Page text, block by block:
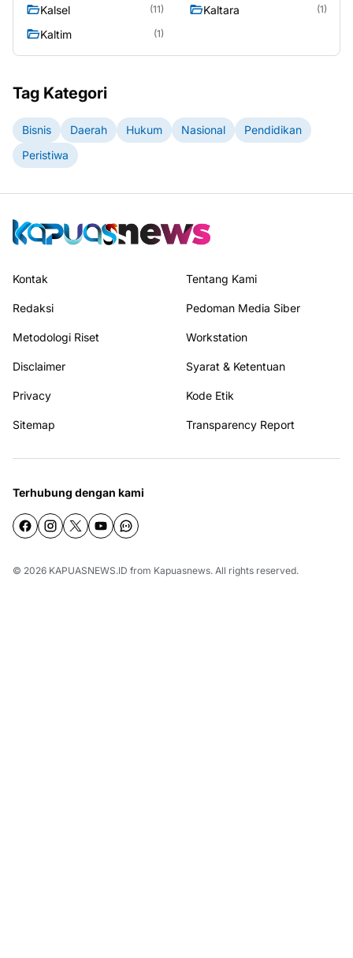
Kalsel (11) Kaltara (1)
Kaltim (1)
Tag Kategori
Bisnis Daerah Hukum Nasional
Pendidikan
Peristiwa
Kontak Tentang Kami
Redaksi Pedoman Media Siber
Metodologi Riset Workstation
Disclaimer Syarat & Ketentuan
Privacy Kode Etik
Sitemap Transparency Report
Terhubung dengan kami
© 2026 KAPUASNEWS.ID from Kapuasnews. All rights reserved.